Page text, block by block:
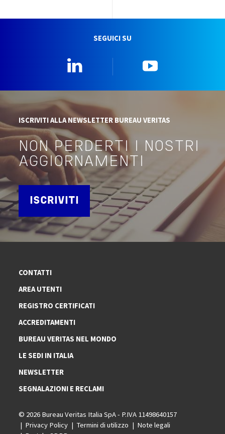
SEGUICI SU
ISCRIVITI ALLA NEWSLETTER BUREAU VERITAS
NON PERDERTI I NOSTRI
AGGIORNAMENTI
ISCRIVITI
CONTATTI
AREA UTENTI
REGISTRO CERTIFICATI
ACCREDITAMENTI
BUREAU VERITAS NEL MONDO
LE SEDI IN ITALIA
NEWSLETTER
SEGNALAZIONI E RECLAMI
© 2026 Bureau Veritas Italia SpA - P.IVA 11498640157
Privacy Policy
Termini di utilizzo
Note legali